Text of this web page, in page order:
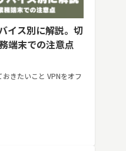
イス別に解説。切
端末での注意点
きたいこと VPNをオフ